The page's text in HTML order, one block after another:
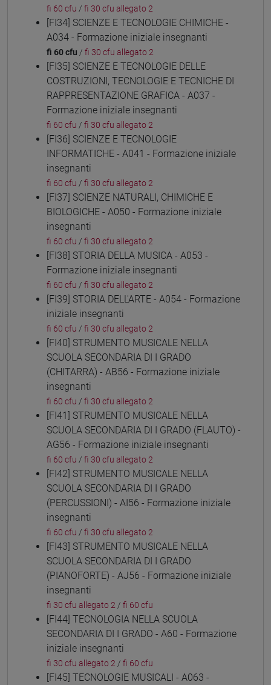
fi 60 cfu / fi 30 cfu allegato 2
[FI34] SCIENZE E TECNOLOGIE CHIMICHE -
A034 - Formazione iniziale insegnanti
fi 60 cfu / fi 30 cfu allegato 2
[FI35] SCIENZE E TECNOLOGIE DELLE
COSTRUZIONI, TECNOLOGIE E TECNICHE DI
RAPPRESENTAZIONE GRAFICA - A037 -
Formazione iniziale insegnanti
fi 60 cfu / fi 30 cfu allegato 2
[FI36] SCIENZE E TECNOLOGIE
INFORMATICHE - A041 - Formazione iniziale
insegnanti
fi 60 cfu / fi 30 cfu allegato 2
[FI37] SCIENZE NATURALI, CHIMICHE E
BIOLOGICHE - A050 - Formazione iniziale
insegnanti
fi 60 cfu / fi 30 cfu allegato 2
[FI38] STORIA DELLA MUSICA - A053 -
Formazione iniziale insegnanti
fi 60 cfu / fi 30 cfu allegato 2
[FI39] STORIA DELL'ARTE - A054 - Formazione
iniziale insegnanti
fi 60 cfu / fi 30 cfu allegato 2
[FI40] STRUMENTO MUSICALE NELLA
SCUOLA SECONDARIA DI I GRADO
(CHITARRA) - AB56 - Formazione iniziale
insegnanti
fi 60 cfu / fi 30 cfu allegato 2
[FI41] STRUMENTO MUSICALE NELLA
SCUOLA SECONDARIA DI I GRADO (FLAUTO) -
AG56 - Formazione iniziale insegnanti
fi 60 cfu / fi 30 cfu allegato 2
[FI42] STRUMENTO MUSICALE NELLA
SCUOLA SECONDARIA DI I GRADO
(PERCUSSIONI) - AI56 - Formazione iniziale
insegnanti
fi 60 cfu / fi 30 cfu allegato 2
[FI43] STRUMENTO MUSICALE NELLA
SCUOLA SECONDARIA DI I GRADO
(PIANOFORTE) - AJ56 - Formazione iniziale
insegnanti
fi 30 cfu allegato 2 / fi 60 cfu
[FI44] TECNOLOGIA NELLA SCUOLA
SECONDARIA DI I GRADO - A60 - Formazione
iniziale insegnanti
fi 30 cfu allegato 2 / fi 60 cfu
[FI45] TECNOLOGIE MUSICALI - A063 -